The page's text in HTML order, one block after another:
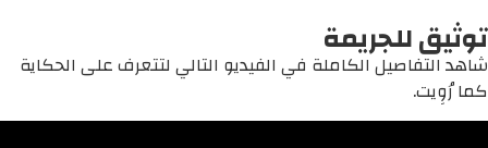
توثيق للجريمة
شاهد التفاصيل الكاملة في الفيديو التالي لتتعرف على الحكاية
كما رُوِيت.